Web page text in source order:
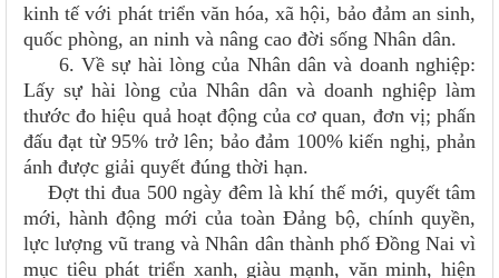
kinh tế với phát triển văn hóa, xã hội, bảo đảm an sinh,
quốc phòng, an ninh và nâng cao đời sống Nhân dân.
6. Về sự hài lòng của Nhân dân và doanh nghiệp:
Lấy sự hài lòng của Nhân dân và doanh nghiệp làm
thước đo hiệu quả hoạt động của cơ quan, đơn vị; phấn
đấu đạt từ 95% trở lên; bảo đảm 100% kiến nghị, phản
ánh được giải quyết đúng thời hạn.
Đợt thi đua 500 ngày đêm là khí thế mới, quyết tâm
mới, hành động mới của toàn Đảng bộ, chính quyền,
lực lượng vũ trang và Nhân dân thành phố Đồng Nai vì
mục tiêu phát triển xanh, giàu mạnh, văn minh, hiện